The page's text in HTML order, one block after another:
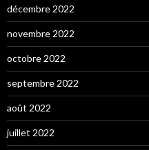
décembre 2022
novembre 2022
octobre 2022
septembre 2022
août 2022
juillet 2022